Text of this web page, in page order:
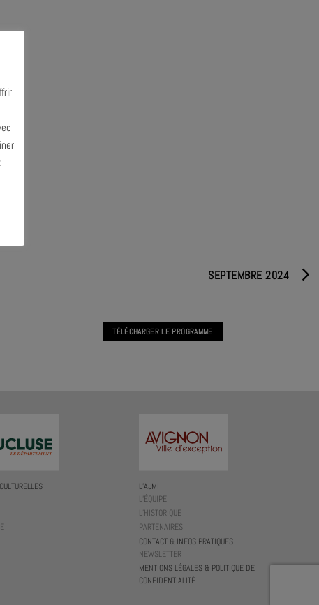
SEPTEMBRE 2024
TÉLÉCHARGER LE PROGRAMME
L’AJMI
L’ÉQUIPE
L’HISTORIQUE
PARTENAIRES
CONTACT & INFOS PRATIQUES
NEWSLETTER
MENTIONS LÉGALES & POLITIQUE DE
CONFIDENTIALITÉ